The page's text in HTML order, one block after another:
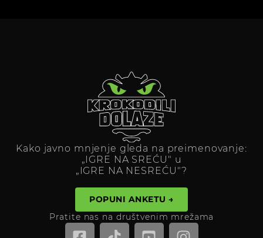
Kako javno mnjenje gleda na preimenovanje:
„IGRE NA SREĆU" u
„IGRE NA NESREĆU"?
POPUNI ANKETU →
Pratite nas na društvenim mrežama